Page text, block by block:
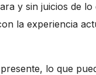
y sin juicios de
la experiencia
lo que